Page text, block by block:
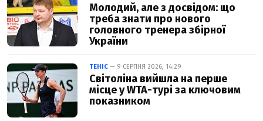
Молодий, але з досвідом: що
треба знати про нового
головного тренера збірної
України
ТЕНІС — 9 СЕРПНЯ 2026, 14:29
Світоліна вийшла на перше
місце у WTA-турі за ключовим
показником